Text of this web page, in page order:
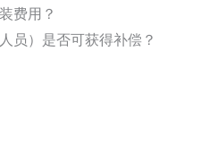
费用？
员）是否可获得补偿？